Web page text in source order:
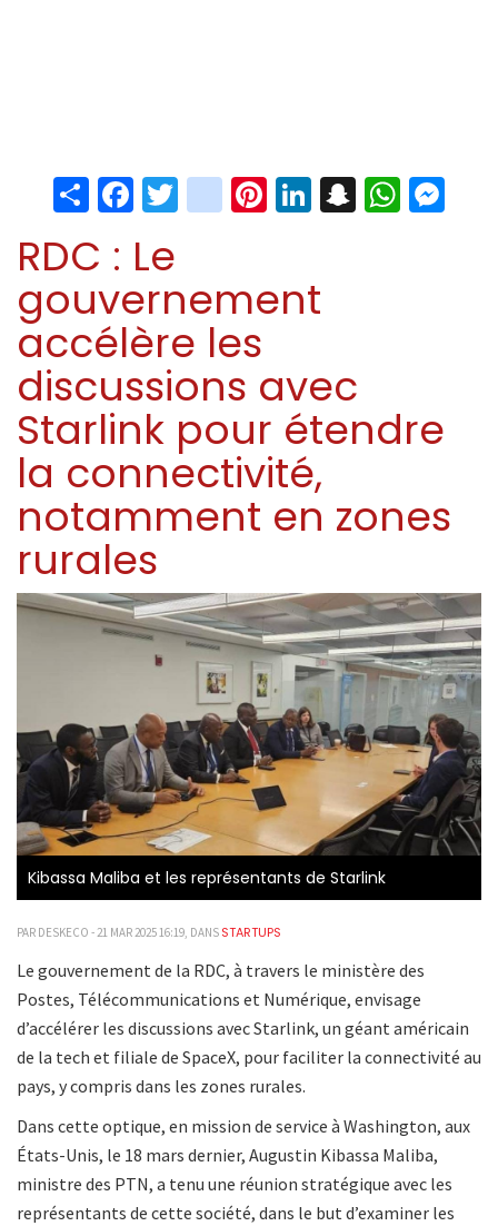
ShareFacebook
Twitter
instagram
Pinterest
LinkedIn
Snapchat
RDC : Le
gouvernement
accélère les
discussions avec
Starlink pour étendre
la connectivité,
notamment en zones
rurales
Kibassa Maliba et les représentants de Starlink
PAR DESKECO - 21 MAR 2025 16:19, DANS STARTUPS
Le gouvernement de la RDC, à travers le ministère des
Postes, Télécommunications et Numérique, envisage
d’accélérer les discussions avec Starlink, un géant américain
de la tech et filiale de SpaceX, pour faciliter la connectivité au
pays, y compris dans les zones rurales.
Dans cette optique, en mission de service à Washington, aux
États-Unis, le 18 mars dernier, Augustin Kibassa Maliba,
ministre des PTN, a tenu une réunion stratégique avec les
représentants de cette société, dans le but d’examiner les